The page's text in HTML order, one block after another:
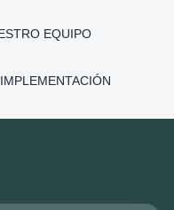
EQUIPO